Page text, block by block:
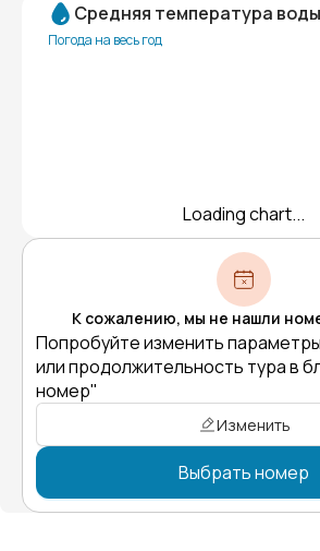
Средняя температура воды
Погода на весь год
Loading chart...
К сожалению, мы не нашли
Попробуйте изменить
или продолжительность тура в
номер"
Изменить
Выбрать номер